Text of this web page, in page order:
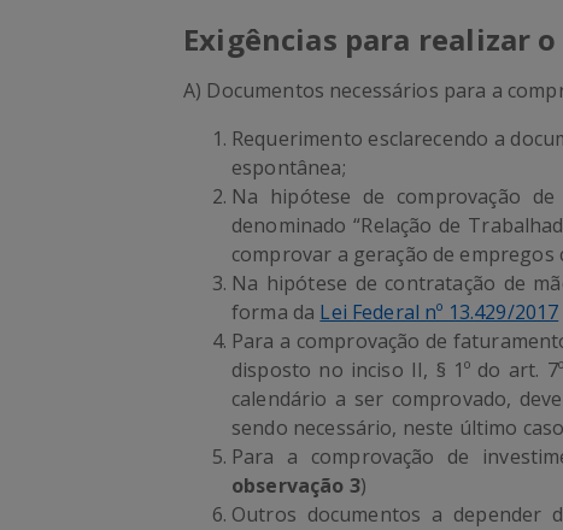
Exigências para realizar
A) Documentos necessários para a
Requerimento esclarecendo a
espontânea;
Na hipótese de comprovação
denominado “Relação de
comprovar a geração de
Na hipótese de contratação de
forma da Lei Federal nº 13.429/2017
Para a comprovação de
disposto no inciso II, § 1º do art.
calendário a ser comprovado,
sendo necessário, neste último
Para a comprovação de
observação 3)
Outros documentos a depender